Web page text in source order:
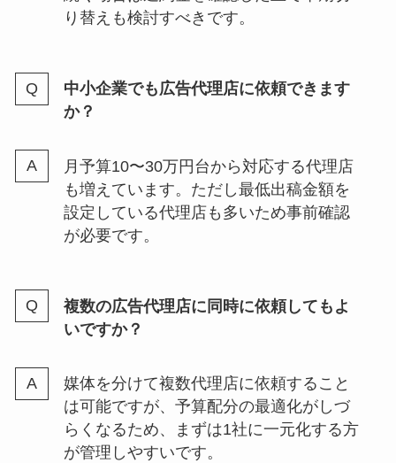
り替えも検討すべきです。
中小企業でも広告代理店に依頼できます
か？
月予算10〜30万円台から対応する代理店
も増えています。ただし最低出稿金額を
設定している代理店も多いため事前確認
が必要です。
複数の広告代理店に同時に依頼してもよ
いですか？
媒体を分けて複数代理店に依頼すること
は可能ですが、予算配分の最適化がしづ
らくなるため、まずは1社に一元化する方
が管理しやすいです。